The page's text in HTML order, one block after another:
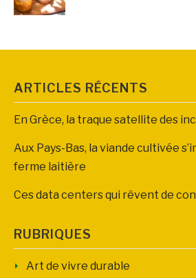
ARTICLES RÉCENTS
En Grèce, la traque satellite des
Aux Pays-Bas, la viande cultivée
ferme laitière
Ces data centers qui rêvent de
RUBRIQUES
Art de vivre durable